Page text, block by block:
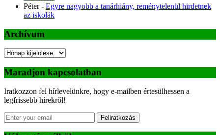
Péter- Egyre nagyobb a tanárhiány, reménytelenül hirdetnek
az iskolák
Archívum
Archívum
Maradjon kapcsolatban
Iratkozzon fel hírlevelünkre, hogy e-mailben értesülhessen a
legfrissebb hírekről!
Feliratkozás